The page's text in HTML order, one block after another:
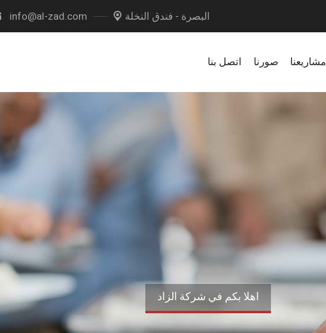
info@al-zad.com البصرة - فندق النخلة
مشاريعنا صورنا اتصل بنا
اهلا بكم في شركة الزاد